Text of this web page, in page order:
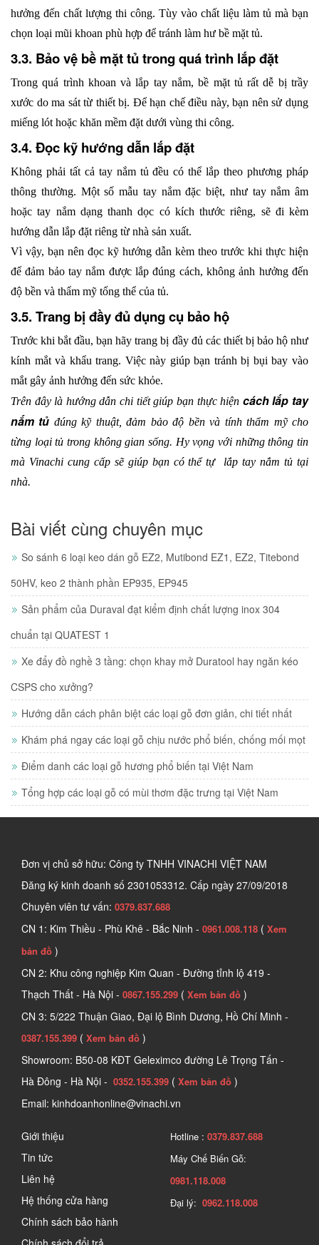
hưởng đến chất lượng thi công. Tùy vào chất liệu làm tủ mà bạn
chọn loại mũi khoan phù hợp để tránh làm hư bề mặt tủ.
3.3. Bảo vệ bề mặt tủ trong quá trình lắp đặt
Trong quá trình khoan và lắp tay nắm, bề mặt tủ rất dễ bị trầy
xước do ma sát từ thiết bị. Để hạn chế điều này, bạn nên sử dụng
miếng lót hoặc khăn mềm đặt dưới vùng thi công.
3.4. Đọc kỹ hướng dẫn lắp đặt
Không phải tất cả tay nắm tủ đều có thể lắp theo phương pháp
thông thường. Một số mẫu tay nắm đặc biệt, như tay nắm âm
hoặc tay nắm dạng thanh dọc có kích thước riêng, sẽ đi kèm
hướng dẫn lắp đặt riêng từ nhà sản xuất.
Vì vậy, bạn nên đọc kỹ hướng dẫn kèm theo trước khi thực hiện
để đảm bảo tay nắm được lắp đúng cách, không ảnh hưởng đến
độ bền và thẩm mỹ tổng thể của tủ.
3.5. Trang bị đầy đủ dụng cụ bảo hộ
Trước khi bắt đầu, bạn hãy trang bị đầy đủ các thiết bị bảo hộ như
kính mắt và khẩu trang. Việc này giúp bạn tránh bị bụi bay vào
mắt gây ảnh hưởng đến sức khỏe.
Trên đây là hướng dẫn chi tiết giúp bạn thực hiện cách lắp tay
nắm tủ đúng kỹ thuật, đảm bảo độ bền và tính thẩm mỹ cho
từng loại tủ trong không gian sống. Hy vọng với những thông tin
mà Vinachi cung cấp sẽ giúp bạn có thể tự  lắp tay nắm tủ tại
nhà.
Bài viết cùng chuyên mục
So sánh 6 loại keo dán gỗ EZ2, Mutibond EZ1, EZ2, Titebond
50HV, keo 2 thành phần EP935, EP945
Sản phẩm của Duraval đạt kiểm định chất lượng inox 304
chuẩn tại QUATEST 1
Xe đẩy đồ nghề 3 tầng: chọn khay mở Duratool hay ngăn kéo
CSPS cho xưởng?
Hướng dẫn cách phân biệt các loại gỗ đơn giản, chi tiết nhất
Khám phá ngay các loại gỗ chịu nước phổ biến, chống mối mọt
Điểm danh các loại gỗ hương phổ biến tại Việt Nam
Tổng hợp các loại gỗ có mùi thơm đặc trưng tại Việt Nam
Đơn vị chủ sở hữu: Công ty TNHH VINACHI VIỆT NAM
Đăng ký kinh doanh số 2301053312. Cấp ngày 27/09/2018
Chuyên viên tư vấn: 0379.837.688
CN 1: Kim Thiều - Phù Khê - Bắc Ninh - 0961.008.118 ( Xem
bản đồ )
CN 2: Khu công nghiệp Kim Quan - Đường tỉnh lộ 419 -
Thạch Thất - Hà Nội - 0867.155.299 ( Xem bản đồ )
CN 3: 5/222 Thuận Giao, Đại lộ Bình Dương, Hồ Chí Minh -
0387.155.399 ( Xem bản đồ )
Showroom: B50-08 KĐT Geleximco đường Lê Trọng Tấn -
Hà Đông - Hà Nội - 0352.155.399 ( Xem bản đồ )
Email: kinhdoanhonline@vinachi.vn
Giới thiệu
Tin tức
Liên hệ
Hệ thống cửa hàng
Chính sách bảo hành
Hotline : 0379.837.688
Máy Chế Biến Gỗ:
0981.118.008
Đại lý: 0962.118.008